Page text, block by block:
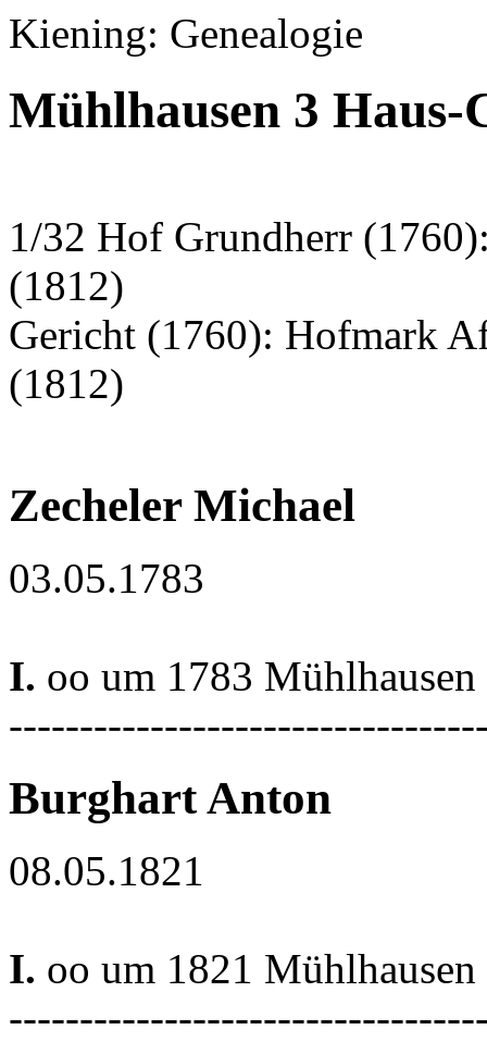
Kiening: Genealogie
Mühlhausen 3
1/32 Hof Grundherr
(1812)
Gericht (1760): Hofmark
(1812)
Zecheler Michael
03.05.1783
I. oo um 1783
Burghart Anton
08.05.1821
I. oo um 1821